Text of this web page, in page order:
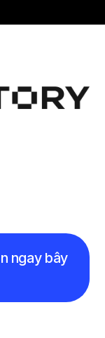
ngay bây